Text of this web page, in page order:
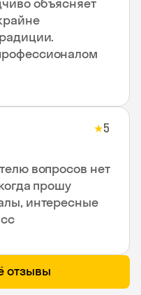
★5
вопросов нет
прошу
интересные
отзывы